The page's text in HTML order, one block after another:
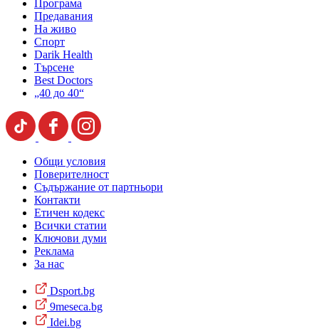
Програма
Предавания
На живо
Спорт
Darik Health
Търсене
Best Doctors
„40 до 40“
Общи условия
Поверителност
Съдържание от партньори
Контакти
Етичен кодекс
Всички статии
Ключови думи
Реклама
За нас
Dsport.bg
9meseca.bg
Idei.bg